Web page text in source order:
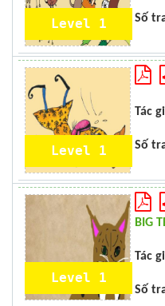
Level 1 Số
Level 1
Tác
Số
Level 1
BIG
Tác
Số